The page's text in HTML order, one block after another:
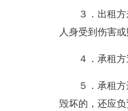
３．出租
人身受到伤害
４．承租
５．承租
毁坏的，还应负